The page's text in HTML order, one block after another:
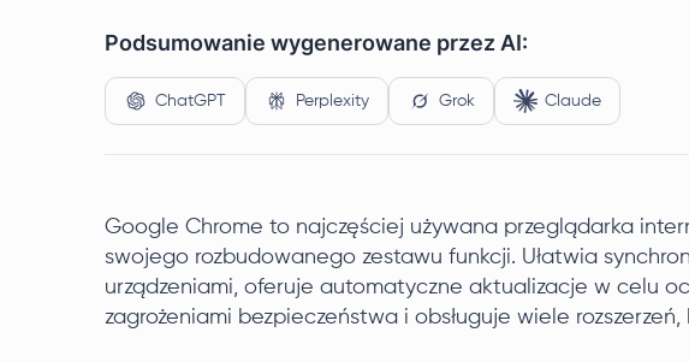
Podsumowanie wygenerowane przez AI:
ChatGPT Perplexity Grok Claude
Google Chrome to najczęściej używana przeglądarka
swojego rozbudowanego zestawu funkcji. Ułatwia
urządzeniami, oferuje automatyczne aktualizacje w celu
zagrożeniami bezpieczeństwa i obsługuje wiele